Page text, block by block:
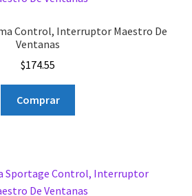
Control, Interruptor Maestro De
Ventanas
$174.55
Comprar